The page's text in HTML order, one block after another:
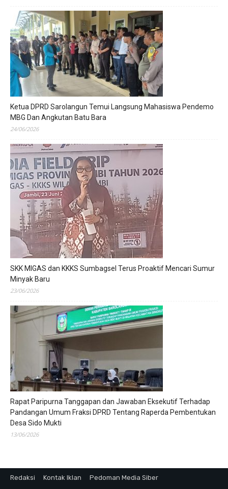
Ketua DPRD Sarolangun Temui Langsung Mahasiswa Pendemo
MBG Dan Angkutan Batu Bara
24/06/2026
SKK MIGAS dan KKKS Sumbagsel Terus Proaktif Mencari Sumur
Minyak Baru
23/06/2026
Rapat Paripurna Tanggapan dan Jawaban Eksekutif Terhadap
Pandangan Umum Fraksi DPRD Tentang Raperda Pembentukan
Desa Sido Mukti
13/06/2026
Redaksi Kontak Iklan Pedoman Media Siber